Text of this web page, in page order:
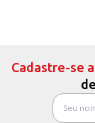
Cadastre-se